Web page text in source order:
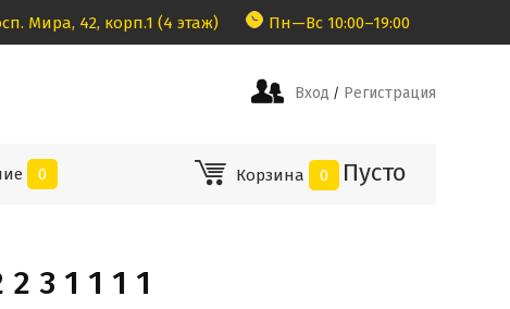
Мира, 42, корп.1 (4 этаж) Пн—Вс 10:00–19:00
Вход / Регистрация
0 Корзина 0 Пусто
3 1 1 1 1